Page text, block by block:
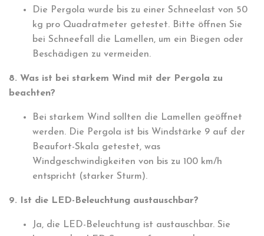
Die Pergola wurde bis zu einer Schneelast von 50
kg pro Quadratmeter getestet. Bitte öffnen Sie
bei Schneefall die Lamellen, um ein Biegen oder
Beschädigen zu vermeiden.
8. Was ist bei starkem Wind mit der Pergola zu
beachten?
Bei starkem Wind sollten die Lamellen geöffnet
werden. Die Pergola ist bis Windstärke 9 auf der
Beaufort-Skala getestet, was
Windgeschwindigkeiten von bis zu 100 km/h
entspricht (starker Sturm).
9. Ist die LED-Beleuchtung austauschbar?
Ja, die LED-Beleuchtung ist austauschbar. Sie